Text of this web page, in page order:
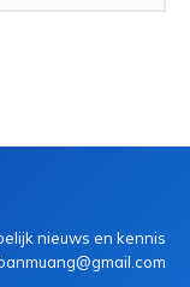
nieuws en kennis